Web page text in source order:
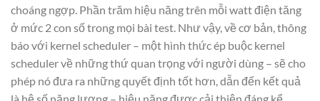
choáng ngợp. Phần trăm hiệu năng trên mỗi watt điện tăng
ở mức 2 con số trong mọi bài test. Như vậy, về cơ bản, thông
báo với kernel scheduler – một hình thức ép buộc kernel
scheduler về những thứ quan trọng với người dùng – sẽ cho
phép nó đưa ra những quyết định tốt hơn, dẫn đến kết quả